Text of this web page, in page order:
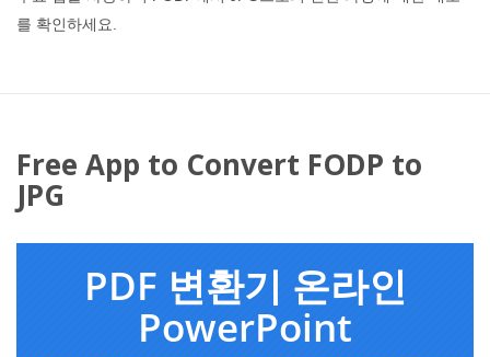
를 확인하세요.
Free App to Convert FODP to
JPG